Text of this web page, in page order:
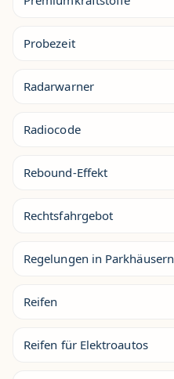
Probezeit
Radarwarner
Radiocode
Rebound-Effekt
Rechtsfahrgebot
Regelungen in Parkhäusern
Reifen
Reifen für Elektroautos